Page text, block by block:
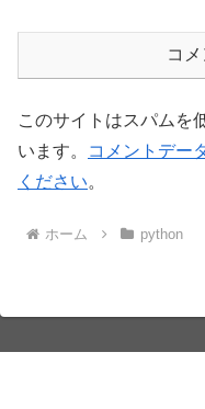
コ
このサイトはスパムを
います。
コメントデー
ください。
ホーム python